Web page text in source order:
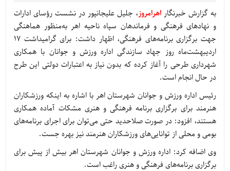
به گزارش خبرنگاراهرامروز، جلیل علیجانپور در نشست رؤسای ادارات
و نهادهای فرهنگی و فرماندهان سپاه ناحیه اهر به‌منظور هماهنگی
جهت برگزاری برنامه‌های فرهنگی، اظهار داشت: برای گرامیداشت 17
اردیبهشت‌ماه روز جهاد سازندگی اداره ورزش و جوانان با همکاری
شهرداری طرحی را آغاز کرده که بدون نیاز به اعتبارات دولتی این طرح
در حال انجام است.
رئیس اداره ورزش و جوانان شهرستان اهر با اشاره به اینکه ورزشکاران
هنرمند برای برگزاری برنامه فرهنگی و هنری مشکات آماده همکاری
هستند، افزود: در صورت صلاحدید حتی می‌توان برای اجرای برنامه‌های
بومی و محلی از توانایی‌های ورزشکاران هنرمند نیز بهره جست.
وی اضافه کرد: اداره ورزش و جوانان شهرستان اهر بیش از پیش برای
برگزاری برنامه‌های فرهنگی و هنری راغب است.